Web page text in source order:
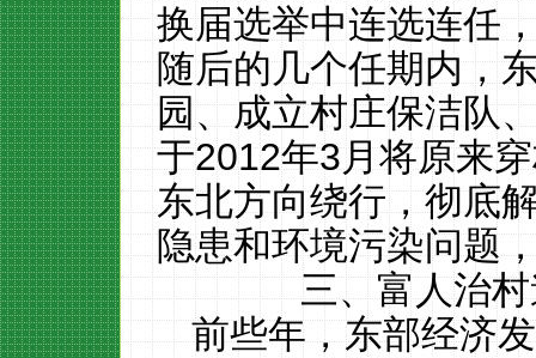
换届选举中连选连任
随后的几个任期内，
园、成立村庄保洁队
于2012年3月将原来
东北方向绕行，彻底
隐患和环境污染问题
三、富人治
前些年，东部经济